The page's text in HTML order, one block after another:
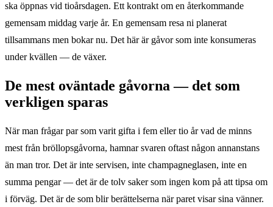
ska öppnas vid tio­års­dagen. Ett kontrakt om en återkommande
gemensam middag varje år. En gemensam resa ni planerat
tillsammans men bokar nu. Det här är gåvor som inte konsumeras
under kvällen — de växer.
De mest oväntade gåvorna — det som
verkligen sparas
När man frågar par som varit gifta i fem eller tio år vad de minns
mest från bröllopsgåvorna, hamnar svaren oftast någon annanstans
än man tror. Det är inte servisen, inte champagneglasen, inte en
summa pengar — det är de tolv saker som ingen kom på att tipsa om
i förväg. Det är de som blir berättelserna när paret visar sina vänner.